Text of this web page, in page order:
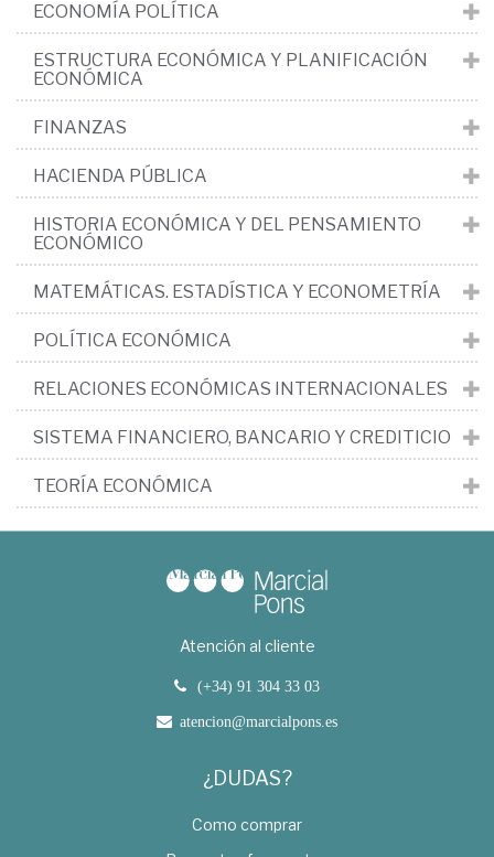
ECONOMÍA POLÍTICA
ESTRUCTURA ECONÓMICA Y PLANIFICACIÓN
ECONÓMICA
FINANZAS
HACIENDA PÚBLICA
HISTORIA ECONÓMICA Y DEL PENSAMIENTO
ECONÓMICO
MATEMÁTICAS. ESTADÍSTICA Y ECONOMETRÍA
POLÍTICA ECONÓMICA
RELACIONES ECONÓMICAS INTERNACIONALES
SISTEMA FINANCIERO, BANCARIO Y CREDITICIO
TEORÍA ECONÓMICA
Atención al cliente
(+34) 91 304 33 03
atencion@marcialpons.es
¿DUDAS?
Como comprar